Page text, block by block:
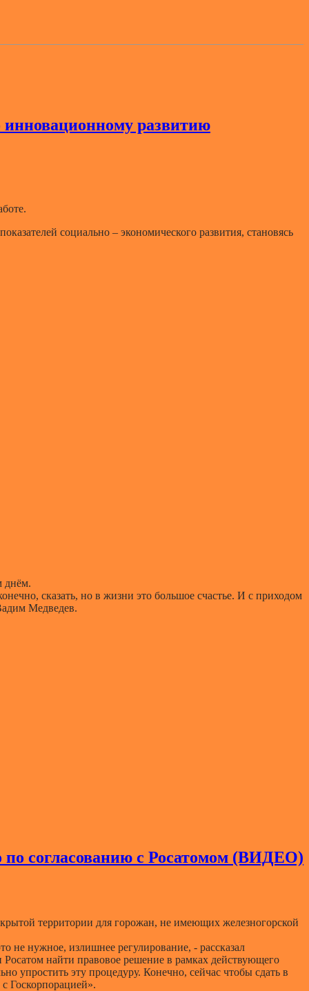
развитию
социально – экономического развития, становясь
днём.
сказать, но в жизни это большое счастье. И с приходом
Медведев.
по согласованию с Росатомом (ВИДЕО)
территории для горожан, не имеющих железногорской
не нужное, излишнее регулирование, - рассказал
найти правовое решение в рамках действующего
упростить эту процедуру. Конечно, сейчас чтобы сдать в
Госкорпорацией».